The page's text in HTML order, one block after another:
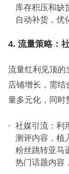
库存积压和缺
自动补货，优
4. 流量策略：
流量红利见顶的
店铺增长，需结
量多元化，同时
社媒引流：利
测评内容，植
粉丝跳转亚马
热门话题内容